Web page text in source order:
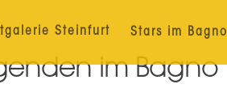
Stars im Bagno
im Bagno